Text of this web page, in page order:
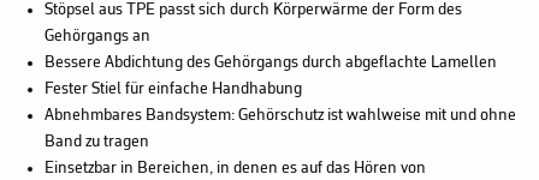
Stöpsel aus TPE passt sich durch Körperwärme der Form des
Gehörgangs an
Bessere Abdichtung des Gehörgangs durch abgeflachte Lamellen
Fester Stiel für einfache Handhabung
Abnehmbares Bandsystem: Gehörschutz ist wahlweise mit und ohne
Band zu tragen
Einsetzbar in Bereichen, in denen es auf das Hören von